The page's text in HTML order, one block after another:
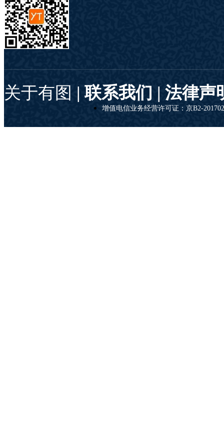
关于有图 | 联系我们 | 法律声
增值电信业务经营许可证：京B2-